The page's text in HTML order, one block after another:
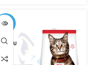
Filtration Avancée –
Capacité 2,5L
-13%
VENDU